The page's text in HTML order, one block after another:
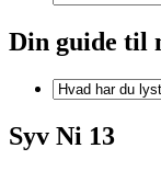
Din guide til
Syv Ni 13